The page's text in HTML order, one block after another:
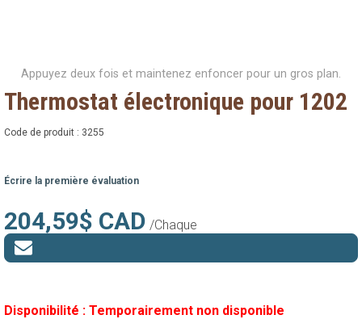
Appuyez deux fois et maintenez enfoncer pour un gros plan.
Thermostat électronique pour 1202
Code de produit : 3255
Écrire la première évaluation
204,59$ CAD /Chaque
Disponibilité : Temporairement non disponible